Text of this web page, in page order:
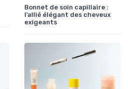
Bonnet de soin capillaire :
l’allié élégant des cheveux
exigeants